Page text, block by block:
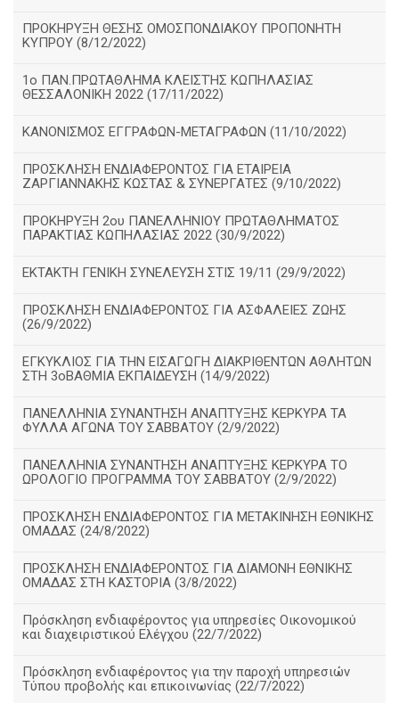
ΠΡΟΚΗΡΥΞΗ ΘΕΣΗΣ ΟΜΟΣΠΟΝΔΙΑΚΟΥ ΠΡΟΠΟΝΗΤΗ
ΚΥΠΡΟΥ (8/12/2022)
1ο ΠΑΝ.ΠΡΩΤΑΘΛΗΜΑ ΚΛΕΙΣΤΉΣ ΚΩΠΗΛΑΣΙΑΣ
ΘΕΣΣΑΛΟΝΙΚΗ 2022 (17/11/2022)
ΚΑΝΟΝΙΣΜΟΣ ΕΓΓΡΑΦΩΝ-ΜΕΤΑΓΡΑΦΩΝ (11/10/2022)
ΠΡΟΣΚΛΗΣΗ ΕΝΔΙΑΦΕΡΟΝΤΟΣ ΓΙΑ ΕΤΑΙΡΕΙΑ
ΖΑΡΓΙΑΝΝΑΚΗΣ ΚΩΣΤΑΣ & ΣΥΝΕΡΓΑΤΕΣ (9/10/2022)
ΠΡΟΚΗΡΥΞΗ 2ου ΠΑΝΕΛΛΗΝΙΟΥ ΠΡΩΤΑΘΛΗΜΑΤΟΣ
ΠΑΡΑΚΤΙΑΣ ΚΩΠΗΛΑΣΙΑΣ 2022 (30/9/2022)
ΕΚΤΑΚΤΗ ΓΕΝΙΚΗ ΣΥΝΕΛΕΥΣΗ ΣΤΙΣ 19/11 (29/9/2022)
ΠΡΟΣΚΛΗΣΗ ΕΝΔΙΑΦΕΡΟΝΤΟΣ ΓΙΑ ΑΣΦΑΛΕΙΕΣ ΖΩΗΣ
(26/9/2022)
ΕΓΚΥΚΛΙΟΣ ΓΙΑ ΤΗΝ ΕΙΣΑΓΩΓΗ ΔΙΑΚΡΙΘΕΝΤΩΝ ΑΘΛΗΤΩΝ
ΣΤΗ 3οΒΑΘΜΙΑ ΕΚΠΑΙΔΕΥΣΗ (14/9/2022)
ΠΑΝΕΛΛΗΝΙΑ ΣΥΝΑΝΤΗΣΗ ΑΝΑΠΤΥΞΗΣ ΚΕΡΚΥΡΑ ΤΑ
ΦΥΛΛΑ ΑΓΩΝΑ ΤΟΥ ΣΑΒΒΑΤΟΥ (2/9/2022)
ΠΑΝΕΛΛΗΝΙΑ ΣΥΝΑΝΤΗΣΗ ΑΝΑΠΤΥΞΗΣ ΚΕΡΚΥΡΑ ΤΟ
ΩΡΟΛΟΓΙΟ ΠΡΟΓΡΑΜΜΑ ΤΟΥ ΣΑΒΒΑΤΟΥ (2/9/2022)
ΠΡΟΣΚΛΗΣΗ ΕΝΔΙΑΦΕΡΟΝΤΟΣ ΓΙΑ ΜΕΤΑΚΙΝΗΣΗ ΕΘΝΙΚΗΣ
ΟΜΑΔΑΣ (24/8/2022)
ΠΡΟΣΚΛΗΣΗ ΕΝΔΙΑΦΕΡΟΝΤΟΣ ΓΙΑ ΔΙΑΜΟΝΗ ΕΘΝΙΚΗΣ
ΟΜΑΔΑΣ ΣΤΗ ΚΑΣΤΟΡΙΑ (3/8/2022)
Πρόσκληση ενδιαφέροντος για υπηρεσίες Οικονομικού
και διαχειριστικού Ελέγχου (22/7/2022)
Πρόσκληση ενδιαφέροντος για την παροχή υπηρεσιών
Τύπου προβολής και επικοινωνίας (22/7/2022)